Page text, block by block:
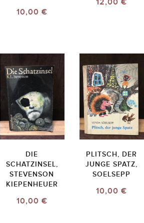
10,00 €
DIE
SCHATZINSEL,
STEVENSON
KIEPENHEUER
10,00 €
PLITSCH, DER
JUNGE SPATZ,
SOELSEPP
10,00 €